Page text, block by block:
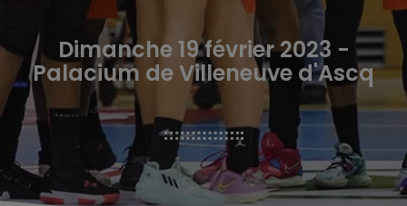
Dimanche 19 février 2023 -
Palacium de Villeneuve d'Ascq